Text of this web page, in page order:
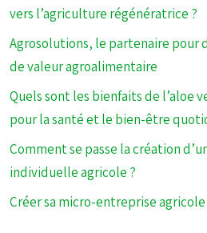
vers l’agriculture régénératrice ?
Agrosolutions, le partenaire pour
de valeur agroalimentaire
Quels sont les bienfaits de l’aloe
pour la santé et le bien-être
Comment se passe la création
individuelle agricole ?
Créer sa micro-entreprise agricole